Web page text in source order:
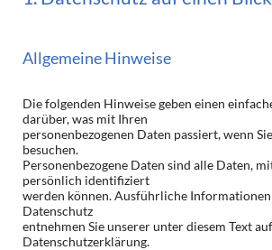
Allgemeine Hinweise
Die folgenden Hinweise geben einen
darüber, was mit Ihren
personenbezogenen Daten passiert, wenn
besuchen.
Personenbezogene Daten sind alle Daten,
persönlich identifiziert
werden können. Ausführliche Informationen
Datenschutz
entnehmen Sie unserer unter diesem Text
Datenschutzerklärung.